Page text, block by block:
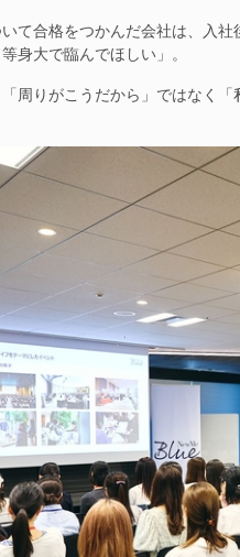
て合格をつかんだ会社は、入
身大で臨んでほしい」。
周りがこうだから」ではなく